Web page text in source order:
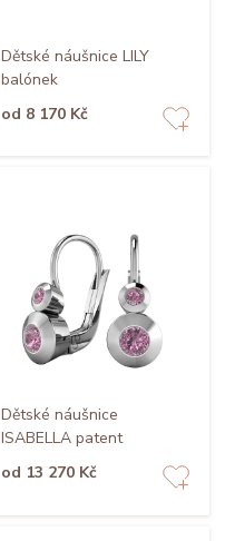
Dětské náušnice LILY
balónek
od 8 170 Kč
Dětské náušnice
ISABELLA patent
od 13 270 Kč